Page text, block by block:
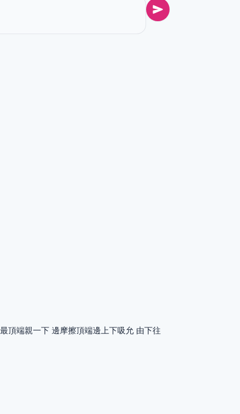
頂端親一下 邊摩擦頂端邊上下吸允 由下往